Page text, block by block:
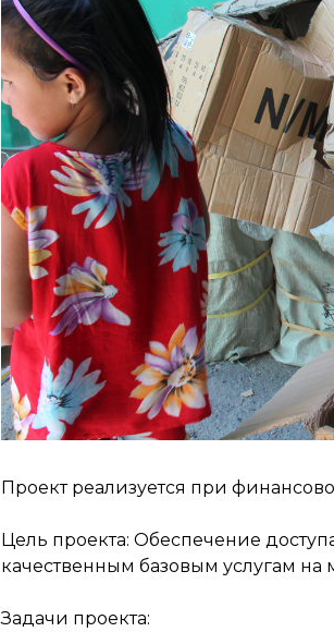
Проект реализуется при
Цель проекта: Обеспечение
качественным базовым услугам на
Задачи проекта: